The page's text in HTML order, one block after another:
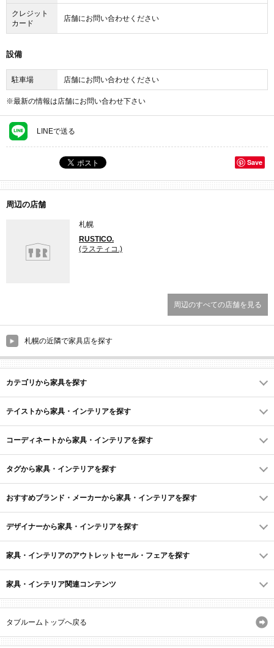
クレジット
カード
店舗にお問い合わせください
設備
駐車場 店舗にお問い合わせください
※最新の情報は店舗にお問い合わせ下さい
LINEで送る
Save
周辺の店舗
札幌
RUSTICO.
(ラスティコ.)
周辺のすべての店舗を見る
札幌の近隣で家具店を探す
カテゴリから家具を探す
テイストから家具・インテリアを探す
コーディネートから家具・インテリアを探す
タグから家具・インテリアを探す
おすすめブランド・メーカーから家具・インテリアを探す
デザイナーから家具・インテリアを探す
家具・インテリアのアウトレットセール・フェアを探す
家具・インテリア関連コンテンツ
タブルームトップへ戻る